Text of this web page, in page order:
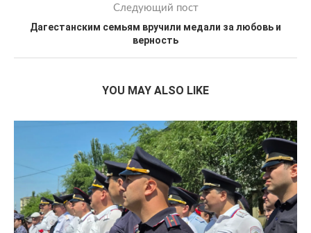
Следующий пост
Дагестанским семьям вручили медали за любовь и
верность
YOU MAY ALSO LIKE